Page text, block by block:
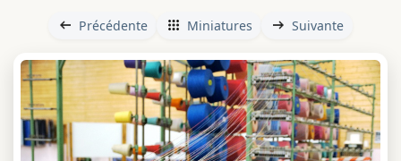
Précédente Miniatures Suivante